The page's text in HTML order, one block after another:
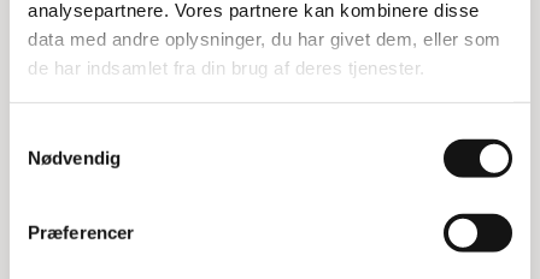
analysepartnere. Vores partnere kan kombinere disse
data med andre oplysninger, du har givet dem, eller som
de har indsamlet fra din brug af deres tjenester.
Nødvendig
Præferencer
S3B L100 modellen kan udstyres med et mekanisk
flydestop til væskeopsugning. Den har en manuel
filterryster og kan bruge både L- eller M-klasse filtre samt
Specifikationer
Beholdervolumen: 100 ltr.